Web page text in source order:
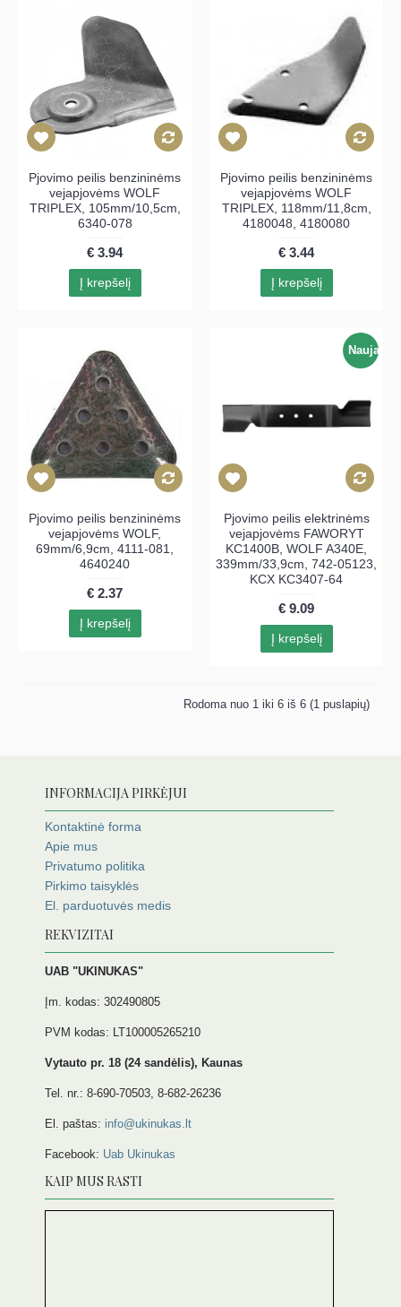
Pjovimo peilis benzininėms
vejapjovėms WOLF
TRIPLEX, 105mm/10,5cm,
6340-078
€ 3.94
Į krepšelį
Pjovimo peilis benzininėms
vejapjovėms WOLF
TRIPLEX, 118mm/11,8cm,
4180048, 4180080
€ 3.44
Į krepšelį
Pjovimo peilis benzininėms
vejapjovėms WOLF,
69mm/6,9cm, 4111-081,
4640240
€ 2.37
Į krepšelį
Nauja
Pjovimo peilis elektrinėms
vejapjovėms FAWORYT
KC1400B, WOLF A340E,
339mm/33,9cm, 742-05123,
KCX KC3407-64
€ 9.09
Į krepšelį
Rodoma nuo 1 iki 6 iš 6 (1 puslapių)
INFORMACIJA PIRKĖJUI
Kontaktinė forma
Apie mus
Privatumo politika
Pirkimo taisyklės
El. parduotuvės medis
REKVIZITAI
UAB "UKINUKAS"
Įm. kodas: 302490805
PVM kodas: LT100005265210
Vytauto pr. 18 (24 sandėlis), Kaunas
Tel. nr.: 8-690-70503, 8-682-26236
El. paštas: info@ukinukas.lt
Facebook: Uab Ukinukas
KAIP MUS RASTI